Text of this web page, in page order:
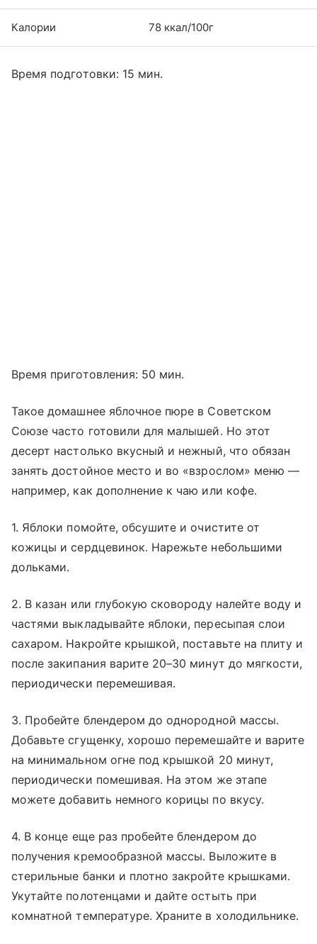
Калории 78 ккал/100г
Время подготовки: 15 мин.
Время приготовления: 50 мин.
Такое домашнее яблочное пюре в Советском
Союзе часто готовили для малышей. Но этот
десерт настолько вкусный и нежный, что обязан
занять достойное место и во «взрослом» меню —
например, как дополнение к чаю или кофе.
1. Яблоки помойте, обсушите и очистите от
кожицы и сердцевинок. Нарежьте небольшими
дольками.
2. В казан или глубокую сковороду налейте воду и
частями выкладывайте яблоки, пересыпая слои
сахаром. Накройте крышкой, поставьте на плиту и
после закипания варите 20–30 минут до мягкости,
периодически перемешивая.
3. Пробейте блендером до однородной массы.
Добавьте сгущенку, хорошо перемешайте и варите
на минимальном огне под крышкой 20 минут,
периодически помешивая. На этом же этапе
можете добавить немного корицы по вкусу.
4. В конце еще раз пробейте блендером до
получения кремообразной массы. Выложите в
стерильные банки и плотно закройте крышками.
Укутайте полотенцами и дайте остыть при
комнатной температуре. Храните в холодильнике.